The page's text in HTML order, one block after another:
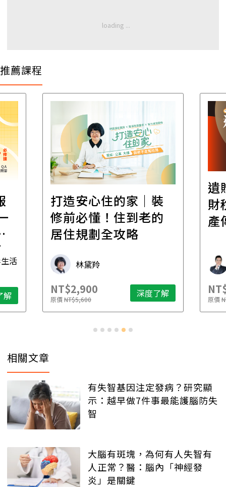
推薦課程
活
解
打造安心住的家｜裝
修前必懂！住到老的
居住規劃全攻略
林黛羚
NT$2,900
原價NT$5,600 深度了解
遺
財
產
原價
相關文章
有失智基因注定發病？研究顯
示：越早做7件事最能護腦防失
智
大腦有斑塊，為何有人失智有
人正常？醫：腦內「神經發
炎」是關鍵